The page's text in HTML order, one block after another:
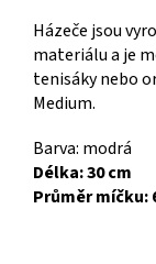
Házeče jsou
materiálu a je
tenisáky nebo
Medium.
Barva: modrá
Délka: 30 cm
Průměr míčku: